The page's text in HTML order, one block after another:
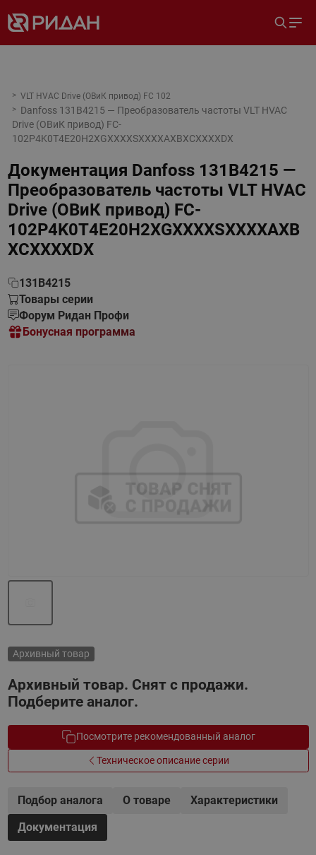
VLT HVAC Drive (ОВиК привод) FC 102
Danfoss 131B4215 — Преобразователь частоты VLT HVAC
Drive (ОВиК привод) FC-
102P4K0T4E20H2XGXXXXSXXXXAXBXCXXXXDX
Документация Danfoss 131B4215 —
Преобразователь частоты VLT HVAC
Drive (ОВиК привод) FC-
102P4K0T4E20H2XGXXXXSXXXXAXB
XCXXXXDX
131B4215
Товары серии
Форум Ридан Профи
Бонусная программа
Архивный товар
Архивный товар. Снят с продажи.
Подберите аналог.
Посмотрите рекомендованный аналог
Техническое описание серии
Подбор аналога О товаре
Характеристики
Документация